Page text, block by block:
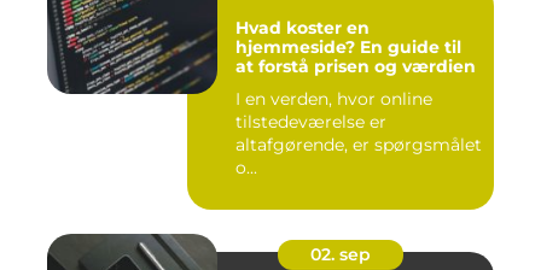
Hvad koster en
hjemmeside? En guide til
at forstå prisen og værdien
I en verden, hvor online
tilstedeværelse er
altafgørende, er spørgsmålet
o...
02. sep